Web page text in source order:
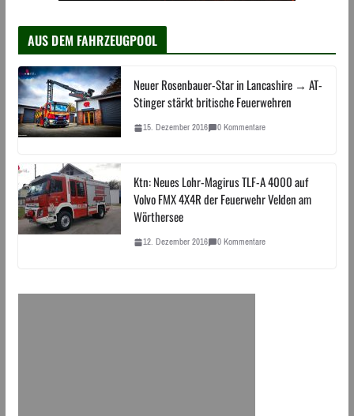
AUS DEM FAHRZEUGPOOL
Neuer Rosenbauer-Star in Lancashire → AT-
Stinger stärkt britische Feuerwehren
15. Dezember 2016 0 Kommentare
Ktn: Neues Lohr-Magirus TLF-A 4000 auf
Volvo FMX 4X4R der Feuerwehr Velden am
Wörthersee
12. Dezember 2016 0 Kommentare